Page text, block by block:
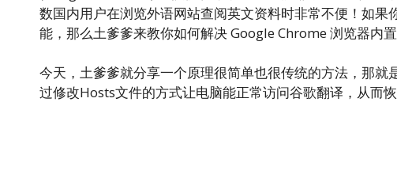
数国内用户在浏览外语网站查阅英文资料时非常不便！如
能，那么土爹爹来教你如何解决 Google Chrome 浏览器内
今天，土爹爹就分享一个原理很简单也很传统的方法，那
过修改Hosts文件的方式让电脑能正常访问谷歌翻译，从而